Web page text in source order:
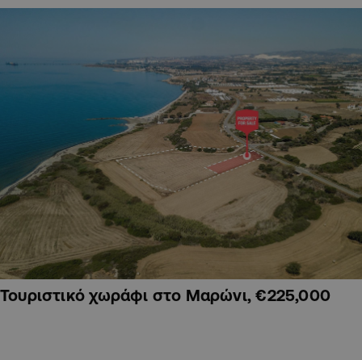
Τουριστικό χωράφι στο Μαρώνι, €225,000